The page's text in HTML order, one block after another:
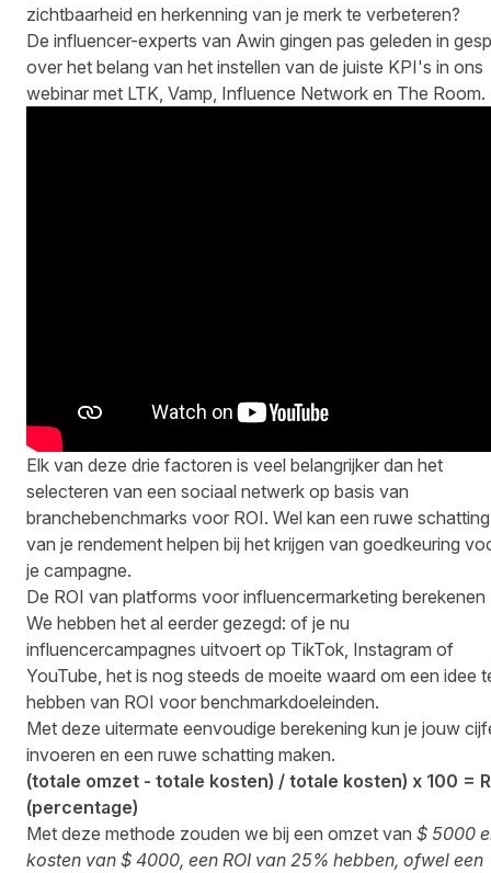
zichtbaarheid en herkenning van je merk te verbeteren?
De influencer-experts van Awin gingen pas geleden in
over het belang van het instellen van de juiste KPI's in ons
webinar met LTK, Vamp, Influence Network en The Room.
Elk van deze drie factoren is veel belangrijker dan het
selecteren van een sociaal netwerk op basis van
branchebenchmarks voor ROI. Wel kan een ruwe schatting
van je rendement helpen bij het krijgen van goedkeuring
je campagne.
De ROI van platforms voor influencermarketing berekenen
We hebben het al eerder gezegd: of je nu
influencercampagnes uitvoert op TikTok, Instagram of
YouTube, het is nog steeds de moeite waard om een idee
hebben van ROI voor benchmarkdoeleinden.
Met deze uitermate eenvoudige berekening kun je jouw
invoeren en een ruwe schatting maken.
(totale omzet - totale kosten) / totale kosten) x 100 =
(percentage)
Met deze methode zouden we bij een omzet van $ 5000
kosten van $ 4000, een ROI van 25% hebben, ofwel een